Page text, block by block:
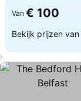
Van € 100
Bekijk prijzen van